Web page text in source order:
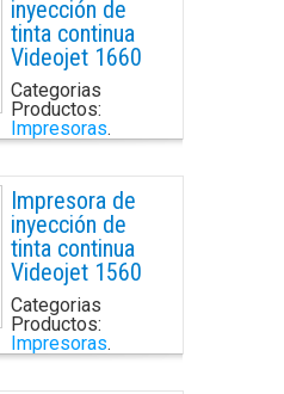
inyección de
tinta continua
Videojet 1660
Categorias
Productos:
Impresoras.
Impresora de
inyección de
tinta continua
Videojet 1560
Categorias
Productos:
Impresoras.